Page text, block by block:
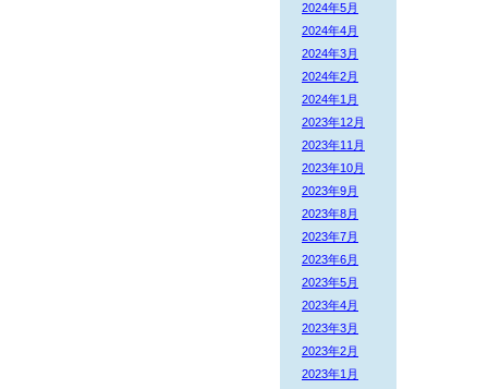
2024年5月
2024年4月
2024年3月
2024年2月
2024年1月
2023年12月
2023年11月
2023年10月
2023年9月
2023年8月
2023年7月
2023年6月
2023年5月
2023年4月
2023年3月
2023年2月
2023年1月